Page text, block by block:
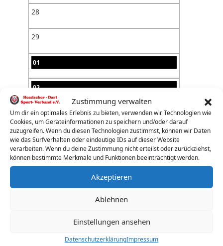
Zustimmung verwalten
Um dir ein optimales Erlebnis zu bieten, verwenden wir Technologien wie
Cookies, um Geräteinformationen zu speichern und/oder darauf
zuzugreifen. Wenn du diesen Technologien zustimmst, können wir Daten
wie das Surfverhalten oder eindeutige IDs auf dieser Website
verarbeiten. Wenn du deine Zustimmung nicht erteilst oder zurückziehst,
können bestimmte Merkmale und Funktionen beeinträchtigt werden.
Akzeptieren
Ablehnen
Einstellungen ansehen
DatenschutzerklärungImpressum
28
29
01
02
03
04
05
06